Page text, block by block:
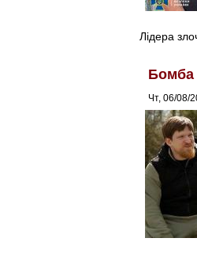
Лідера
Бомба
Чт, 06/08/